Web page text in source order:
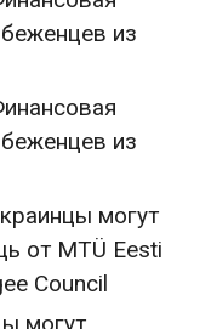
из
из
могут
от MTÜ Eesti
Council
могут